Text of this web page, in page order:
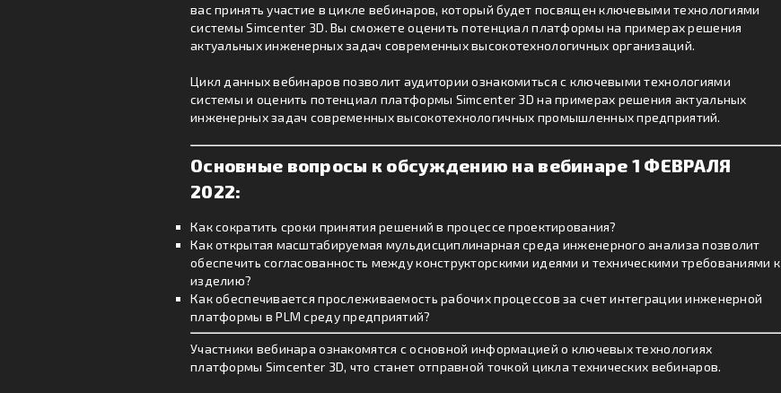
вас принять участие в цикле вебинаров, который будет посвящен ключевыми технологиями
системы Simcenter 3D. Вы сможете оценить потенциал платформы на примерах решения
актуальных инженерных задач современных высокотехнологичных организаций.
Цикл данных вебинаров позволит аудитории ознакомиться с ключевыми технологиями
системы и оценить потенциал платформы Simcenter 3D на примерах решения актуальных
инженерных задач современных высокотехнологичных промышленных предприятий.
Основные вопросы к обсуждению на вебинаре 1 ФЕВРАЛЯ
2022:
Как сократить сроки принятия решений в процессе проектирования?
Как открытая масштабируемая мульдисциплинарная среда инженерного анализа позволит
обеспечить согласованность между конструкторскими идеями и техническими требованиями к
изделию?
Как обеспечивается прослеживаемость рабочих процессов за счет интеграции инженерной
платформы в PLM среду предприятий?
Участники вебинара ознакомятся с основной информацией о ключевых технологиях
платформы Simcenter 3D, что станет отправной точкой цикла технических вебинаров.